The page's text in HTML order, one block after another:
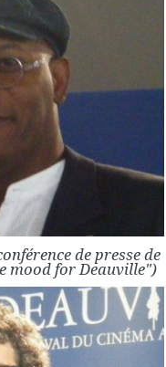
de presse de
mood for Deauville")